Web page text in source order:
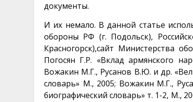
документы.
И их немало. В данной статье
обороны РФ (г. Подольск),
Красногорск),сайт Министерства
Погосян Г.Р. «Вклад армянского
Вожакин М.Г., Русанов В.Ю. и др.
словарь» М., 2005; Вожакин М.Г.,
биографический словарь» т. 1-2, М.,